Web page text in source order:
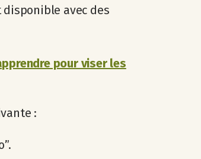
avec des
pour viser les
: